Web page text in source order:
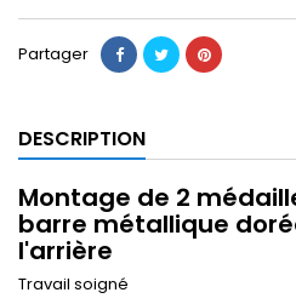
Partager
DESCRIPTION
Montage de 2
barre métallique
l'arrière
Travail soigné